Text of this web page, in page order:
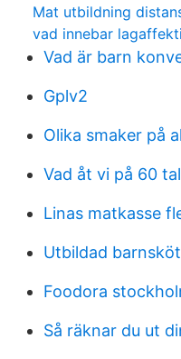
Mat utbildning
vad innebar
Vad är barn
Gplv2
Olika smaker på
Vad åt vi på 60
Linas matkasse
Utbildad
Foodora
Så räknar du ut